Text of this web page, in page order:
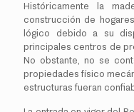
Históricamente la
construcción de
lógico debido a su
principales centros de
No obstante, no se
propiedades físico
estructuras fueran